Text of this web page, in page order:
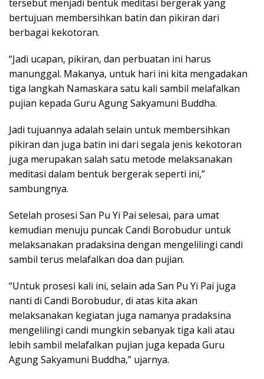
tersebut menjadi bentuk meditasi bergerak yang
bertujuan membersihkan batin dan pikiran dari
berbagai kekotoran.
“Jadi ucapan, pikiran, dan perbuatan ini harus
manunggal. Makanya, untuk hari ini kita mengadakan
tiga langkah Namaskara satu kali sambil melafalkan
pujian kepada Guru Agung Sakyamuni Buddha.
Jadi tujuannya adalah selain untuk membersihkan
pikiran dan juga batin ini dari segala jenis kekotoran
juga merupakan salah satu metode melaksanakan
meditasi dalam bentuk bergerak seperti ini,”
sambungnya.
Setelah prosesi San Pu Yi Pai selesai, para umat
kemudian menuju puncak Candi Borobudur untuk
melaksanakan pradaksina dengan mengelilingi candi
sambil terus melafalkan doa dan pujian.
“Untuk prosesi kali ini, selain ada San Pu Yi Pai juga
nanti di Candi Borobudur, di atas kita akan
melaksanakan kegiatan juga namanya pradaksina
mengelilingi candi mungkin sebanyak tiga kali atau
lebih sambil melafalkan pujian juga kepada Guru
Agung Sakyamuni Buddha,” ujarnya.